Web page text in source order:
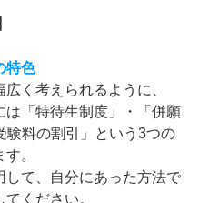
特色
く考えられるように、
は「特待生制度」・「併願
験料の割引」という3つの
。
して、自分にあった方法で
ください。